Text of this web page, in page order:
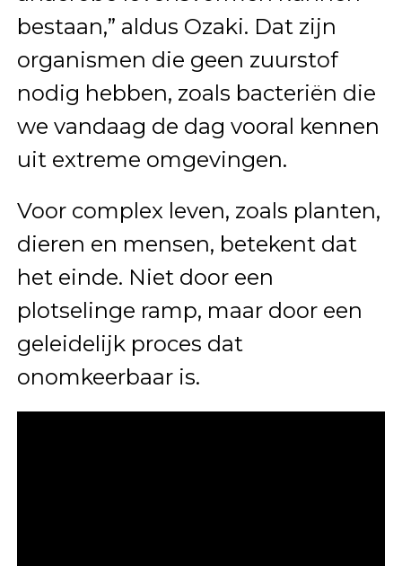
bestaan,” aldus Ozaki. Dat zijn
organismen die geen zuurstof
nodig hebben, zoals bacteriën die
we vandaag de dag vooral kennen
uit extreme omgevingen.
Voor complex leven, zoals planten,
dieren en mensen, betekent dat
het einde. Niet door een
plotselinge ramp, maar door een
geleidelijk proces dat
onomkeerbaar is.